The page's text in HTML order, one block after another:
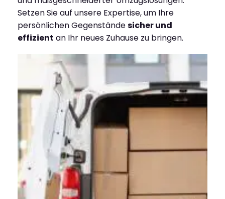
Setzen Sie auf unsere Expertise, um Ihre
persönlichen Gegenständesicher und
effizient an Ihr neues Zuhause zu bringen.